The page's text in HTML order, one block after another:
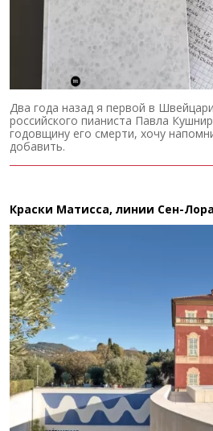
Два года назад я первой в
российского пианиста Павла
годовщину его смерти, хочу
добавить.
Краски Матисса, линии Сен-